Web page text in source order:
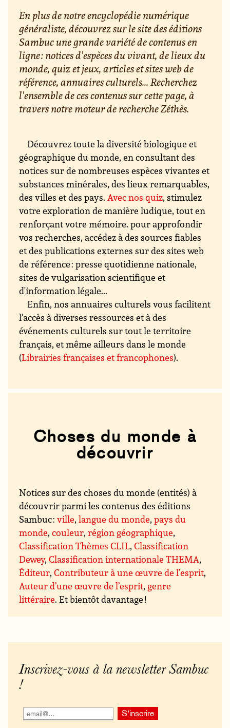
En plus de notre encyclopédie numérique
généraliste, découvrez sur le site des éditions
Sambuc une grande variété de contenus en
ligne : notices d'espèces du vivant, de lieux du
monde, quiz et jeux, articles et sites web de
référence, annuaires culturels... Recherchez
l'ensemble de ces contenus sur cette page, à
travers notre moteur de recherche Zéthès.
Découvrez toute la diversité biologique et
géographique du monde, en consultant des
notices sur de nombreuses espèces vivantes et
substances minérales, des lieux remarquables,
des villes et des pays.Avec nos quiz, stimulez
votre exploration de manière ludique, tout en
renforçant votre mémoire. pour approfondir
vos recherches, accédez à des sources fiables
et des publications externes sur des sites web
de référence : presse quotidienne nationale,
sites de vulgarisation scientifique et
d'information légale...
Enfin, nos annuaires culturels vous facilitent
l'accès à diverses ressources et à des
événements culturels sur tout le territoire
français, et même ailleurs dans le monde
(Librairies françaises et francophones).
Choses du monde à
découvrir
Notices sur des choses du monde (entités) à
découvrir parmi les contenus des éditions
Sambuc :ville,langue du monde,pays du
monde,couleur,région géographique,
Classification Thèmes CLIL,Classification
Dewey,Classification internationale THEMA,
Éditeur,Contributeur à une œuvre de l’esprit,
Auteur d’une œuvre de l’esprit, genre
littéraire. Et bientôt davantage !
Inscrivez-vous à la newsletter Sambuc
!